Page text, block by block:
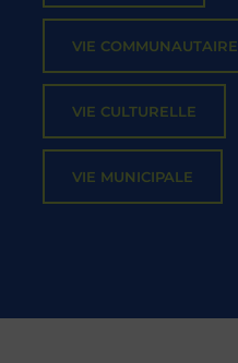
VIE COMMUNAUTAIRE
VIE CULTURELLE
VIE MUNICIPALE